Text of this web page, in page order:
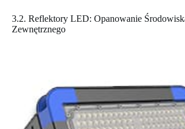
3.2. Reflektory LED: Opanowanie
Zewnętrznego